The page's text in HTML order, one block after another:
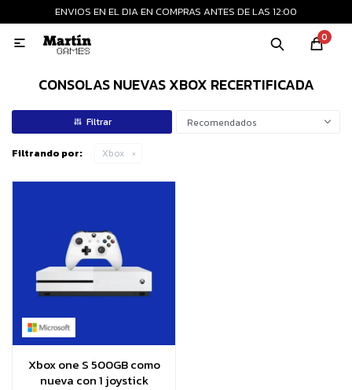
ENVIOS EN EL DIA EN COMPRAS ANTES DE LAS 12:00
0

CONSOLAS NUEVAS XBOX RECERTIFICADA
Recomendados
Filtrando por: Xbox
Xbox one S 500GB como
nueva con 1 joystick
MI CUENTA
Consolas nuevas
Consolas recertificadas
Accesorios